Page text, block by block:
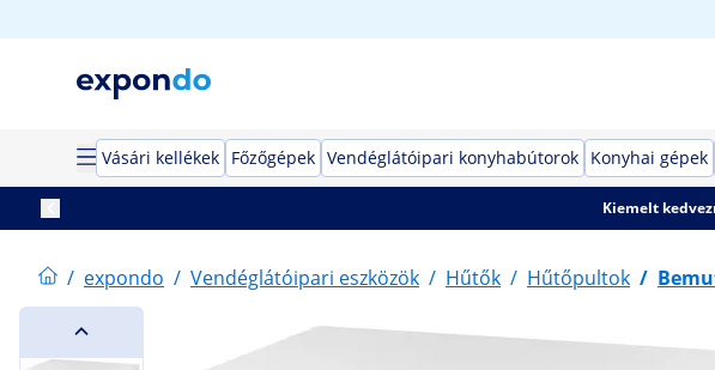
Vásári kellékek Főzőgépek Vendéglátóipari konyhabútorok Konyhai gépek
Kiemelt
/ expondo / Vendéglátóipari eszközök / Hűtők / Hűtőpultok /